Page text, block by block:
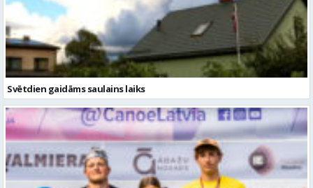
Svētdien gaidāms saulains laiks